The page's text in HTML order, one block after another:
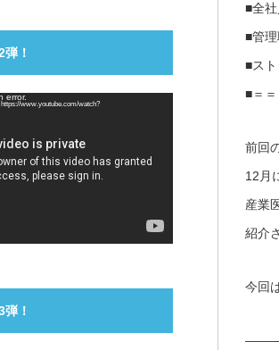
■全
■管
■ス
■＝
前回
12月
産業
紹介
今回
！
error.
www.youtube.com/watch?
！